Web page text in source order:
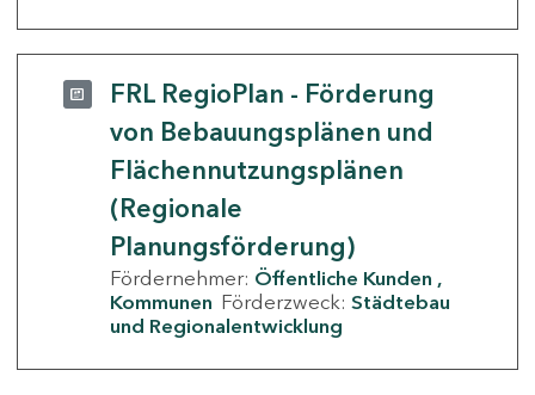
FRL RegioPlan - Förderung
von Bebauungsplänen und
Flächennutzungsplänen
(Regionale
Planungsförderung)
Fördernehmer: Öffentliche Kunden
Kommunen Förderzweck: Städtebau
und Regionalentwicklung